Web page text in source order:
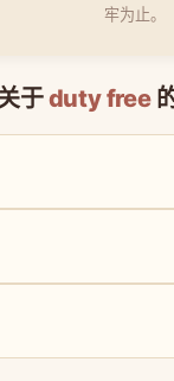
牢为止。
于duty free